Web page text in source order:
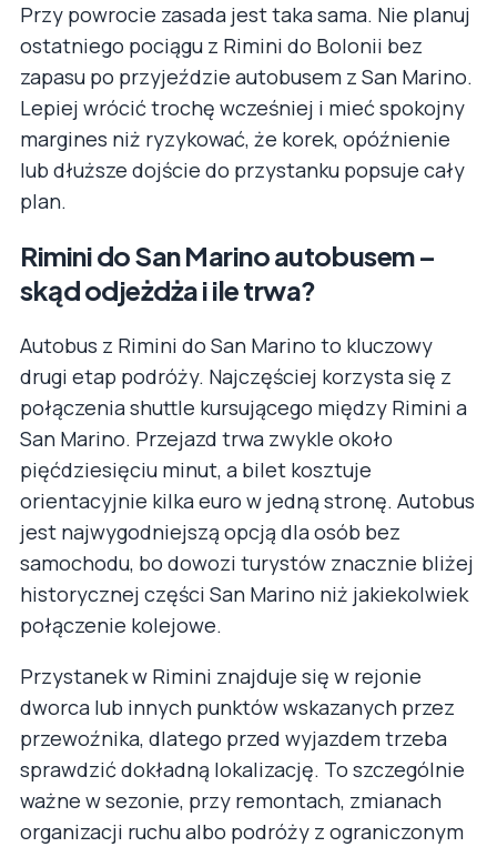
Przy powrocie zasada jest taka sama. Nie planuj
ostatniego pociągu z Rimini do Bolonii bez
zapasu po przyjeździe autobusem z San Marino.
Lepiej wrócić trochę wcześniej i mieć spokojny
margines niż ryzykować, że korek, opóźnienie
lub dłuższe dojście do przystanku popsuje cały
plan.
Rimini do San Marino autobusem –
skąd odjeżdża i ile trwa?
Autobus z Rimini do San Marino to kluczowy
drugi etap podróży. Najczęściej korzysta się z
połączenia shuttle kursującego między Rimini a
San Marino. Przejazd trwa zwykle około
pięćdziesięciu minut, a bilet kosztuje
orientacyjnie kilka euro w jedną stronę. Autobus
jest najwygodniejszą opcją dla osób bez
samochodu, bo dowozi turystów znacznie bliżej
historycznej części San Marino niż jakiekolwiek
połączenie kolejowe.
Przystanek w Rimini znajduje się w rejonie
dworca lub innych punktów wskazanych przez
przewoźnika, dlatego przed wyjazdem trzeba
sprawdzić dokładną lokalizację. To szczególnie
ważne w sezonie, przy remontach, zmianach
organizacji ruchu albo podróży z ograniczonym